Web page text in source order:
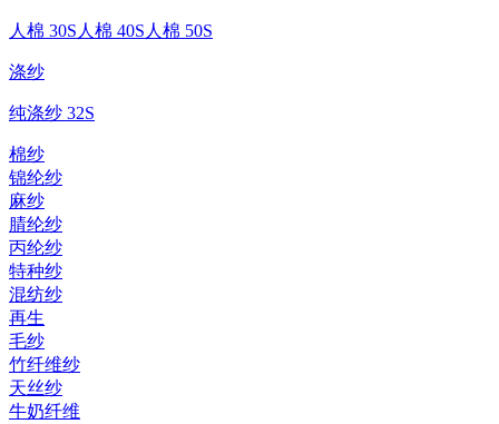
人棉 30S 人棉 40S 人棉 50S
涤纱
纯涤纱 32S
棉纱
锦纶纱
麻纱
腈纶纱
丙纶纱
特种纱
混纺纱
再生
毛纱
竹纤维纱
天丝纱
牛奶纤维